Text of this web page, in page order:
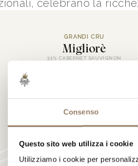
Consenso
Questo sito web utilizza i cookie
Utilizziamo i cookie per
celebrano la
GRANDI CRU
Migliorè
33% CABERNET SAUVIGNON